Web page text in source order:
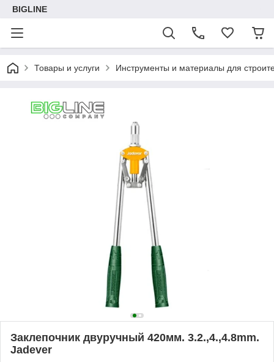
BIGLINE
Товары и услуги Инструменты и материалы для
Заклепочник двуручный 420мм. 3.2.,4.,4.8mm.
Jadever